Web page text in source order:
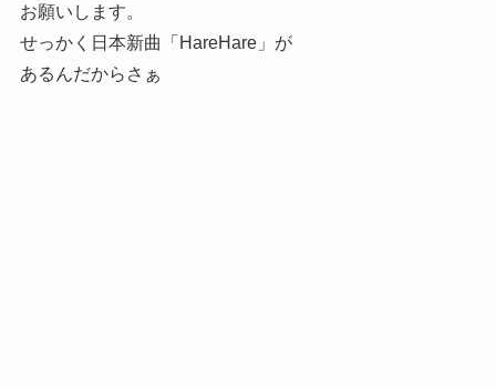
お願いします。
せっかく日本新曲「HareHare」が
あるんだからさぁ